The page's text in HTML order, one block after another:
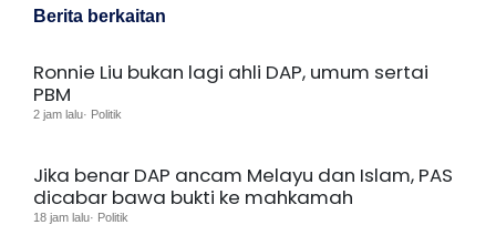
Berita berkaitan
Ronnie Liu bukan lagi ahli DAP, umum sertai
PBM
2 jam lalu· Politik
Jika benar DAP ancam Melayu dan Islam, PAS
dicabar bawa bukti ke mahkamah
18 jam lalu· Politik